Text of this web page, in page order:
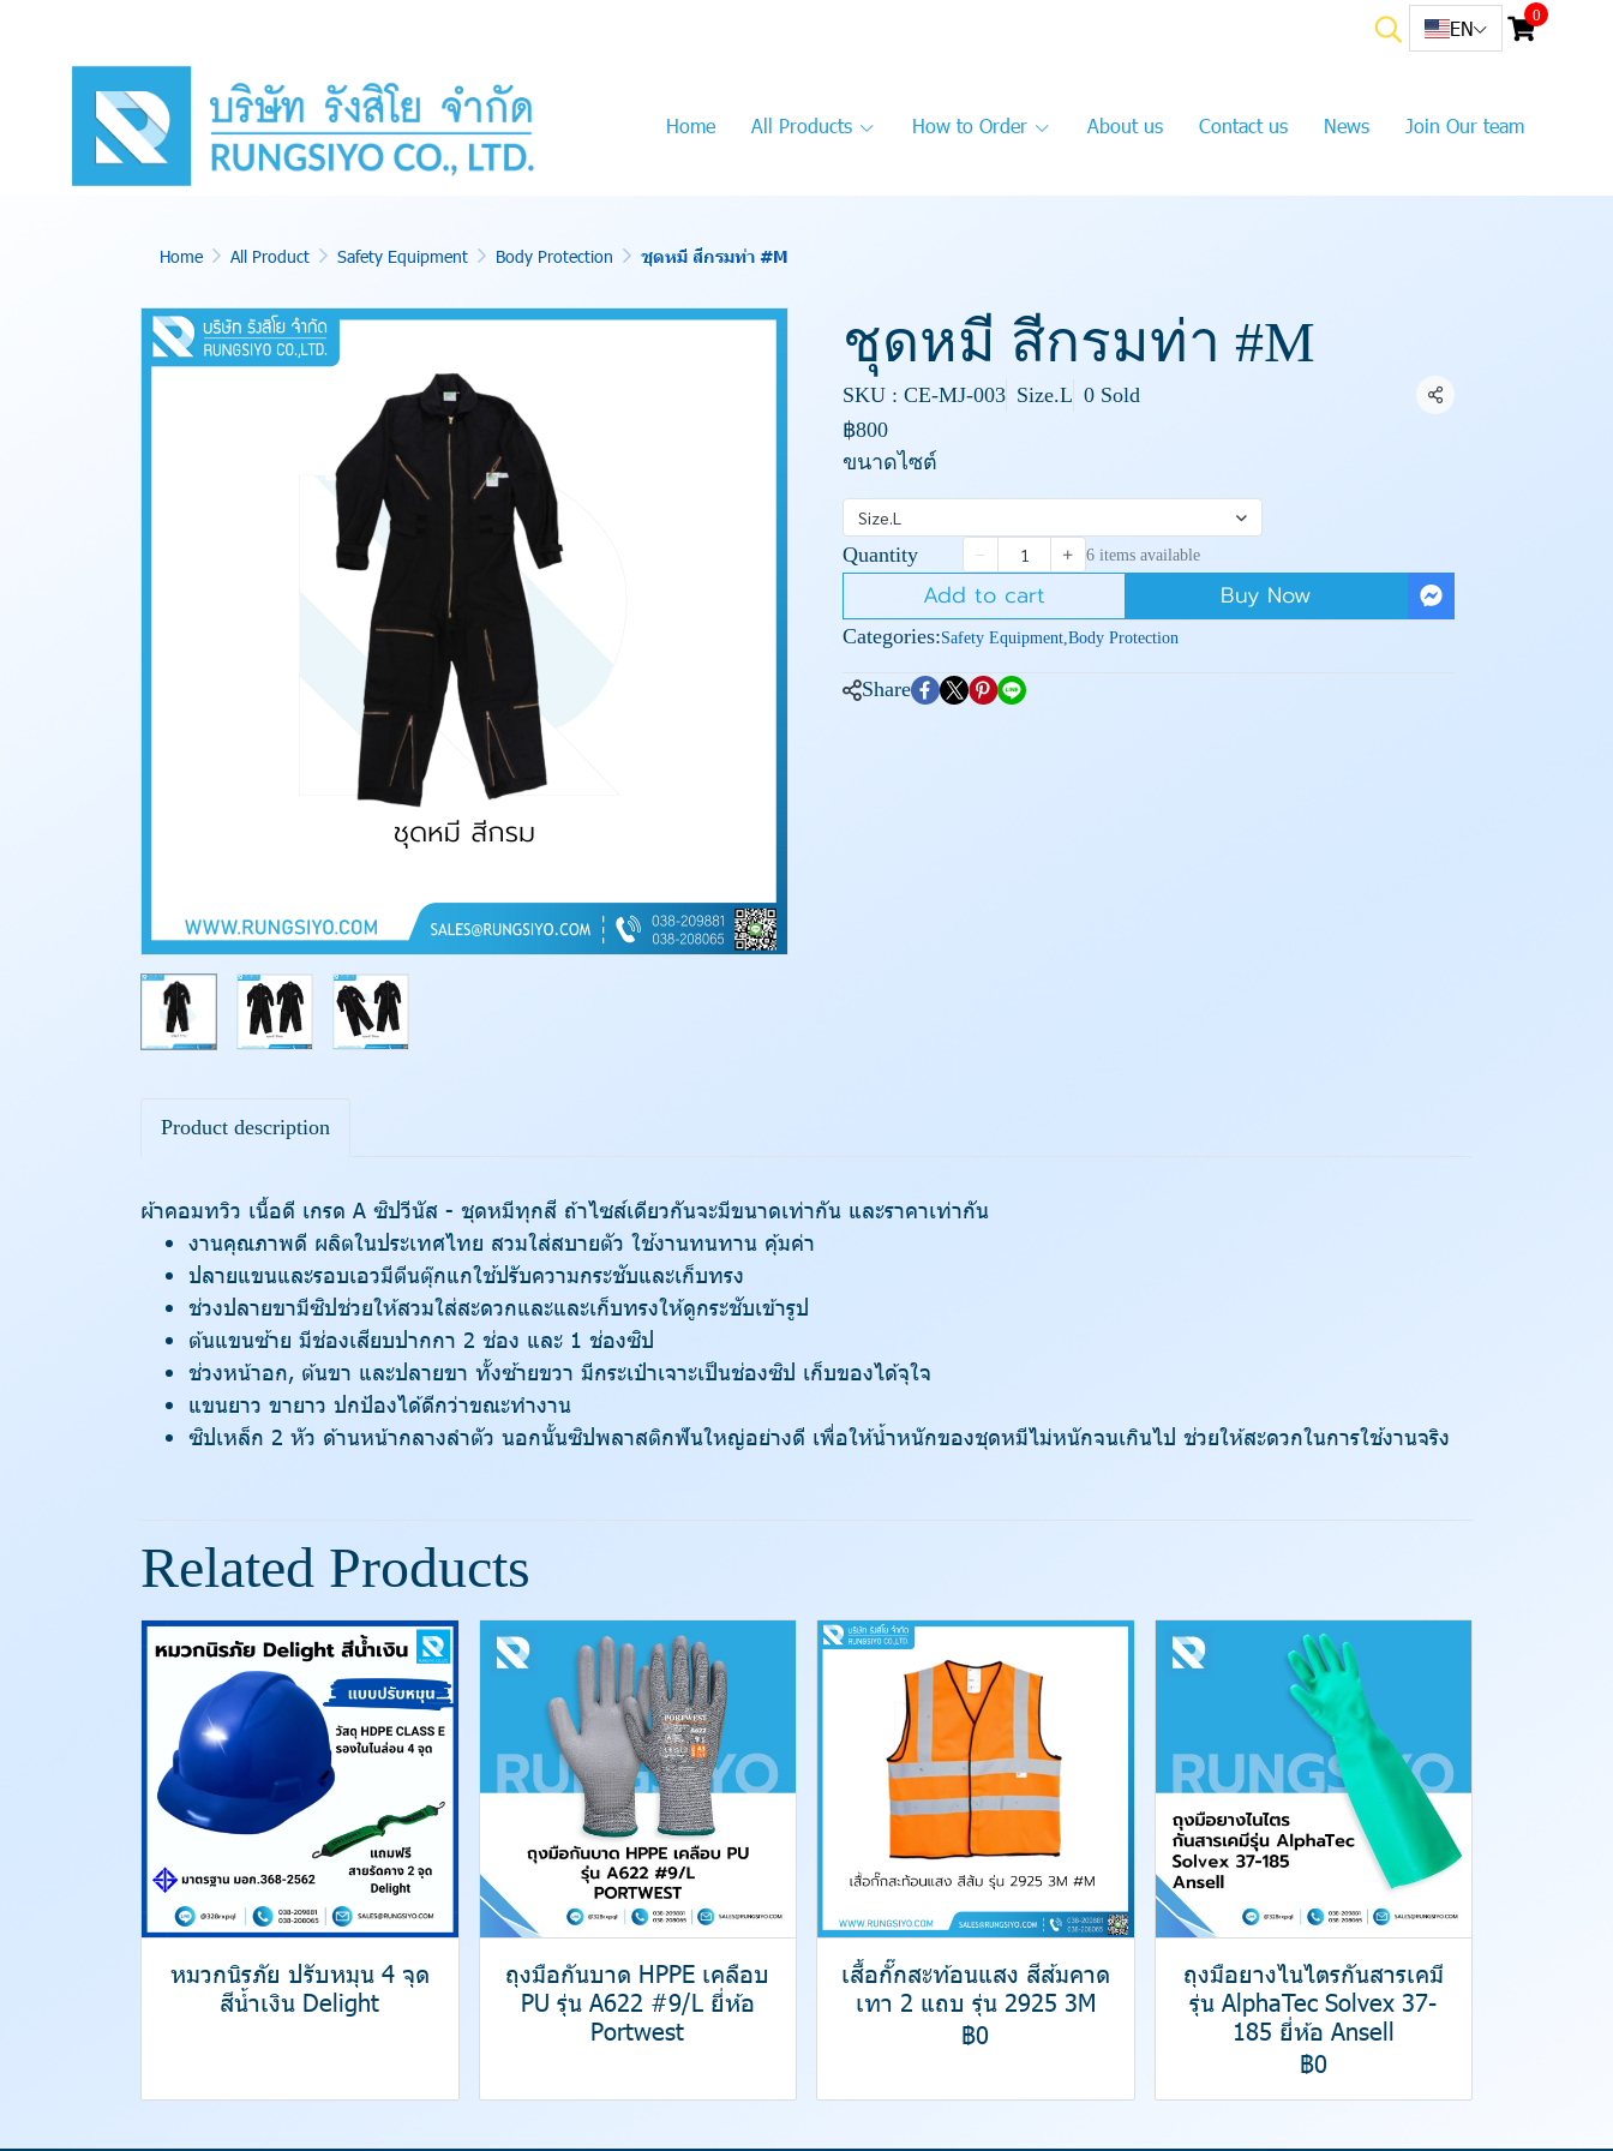
EN
0
Home All Products How to Order About us Contact us News Join Our team
Home All Product Safety Equipment Body Protection ชุดหมี สีกรมท่า #M
ชุดหมี สีกรมท่า #M
SKU : CE-MJ-003 Size.L 0 Sold Share
฿800
ขนาดไซต์
Size.L
Quantity 6 items available
Add to cart Buy Now
Categories:Safety Equipment,Body Protection
Share
Product description
ผ้าคอมทวิว เนื้อดี เกรด A ซิปวีนัส - ชุดหมีทุกสี ถ้าไซส์เดียวกันจะมีขนาดเท่ากัน และราคาเท่ากัน
งานคุณภาพดี ผลิตในประเทศไทย สวมใส่สบายตัว ใช้งานทนทาน คุ้มค่า
ปลายแขนและรอบเอวมีตีนตุ๊กแกใช้ปรับความกระชับและเก็บทรง
ช่วงปลายขามีซิปช่วยให้สวมใส่สะดวกและและเก็บทรงให้ดูกระชับเข้ารูป
ต้นแขนซ้าย มีช่องเสียบปากกา 2 ช่อง และ 1 ช่องซิป
ช่วงหน้าอก, ต้นขา และปลายขา ทั้งซ้ายขวา มีกระเป๋าเจาะเป็นช่องซิป เก็บของได้จุใจ
แขนยาว ขายาว ปกป้องได้ดีกว่าขณะทำงาน
ซิปเหล็ก 2 หัว ด้านหน้ากลางลำตัว นอกนั้นซิปพลาสติกฟันใหญ่อย่างดี เพื่อให้น้ำหนักของชุดหมีไม่หนักจนเกินไป ช่วยให้สะดวกในการใช้งานจริง
Related Products
หมวกนิรภัย ปรับหมุน 4 จุด
สีน้ำเงิน Delight
ถุงมือกันบาด HPPE เคลือบ
PU รุ่น A622 #9/L ยี่ห้อ
Portwest
เสื้อกั๊กสะท้อนแสง สีส้มคาด
เทา 2 แถบ รุ่น 2925 3M
฿0
ถุงมือยางไนไตรกันสารเคมี
รุ่น AlphaTec Solvex 37-
185 ยี่ห้อ Ansell
฿0